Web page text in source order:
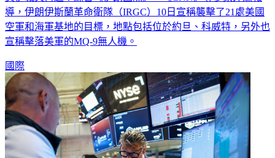
導，伊朗伊斯蘭革命衛隊（IRGC）10日宣稱襲擊了21處美國
空軍和海軍基地的目標，地點包括位於約旦、科威特，另外也
宣稱擊落美軍的MQ-9無人機。
國際